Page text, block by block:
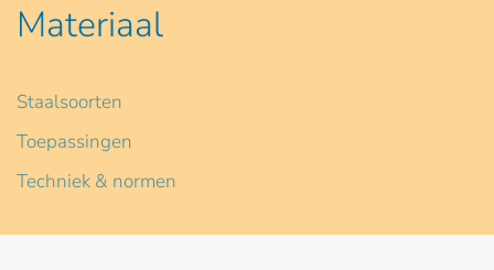
Materiaal
Staalsoorten
Toepassingen
Techniek & normen